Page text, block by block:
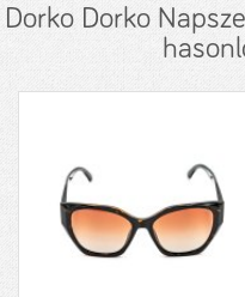
Dorko Dorko